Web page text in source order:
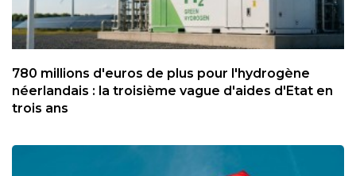
780 millions d'euros de plus pour l'hydrogène
néerlandais : la troisième vague d'aides d'Etat en
trois ans